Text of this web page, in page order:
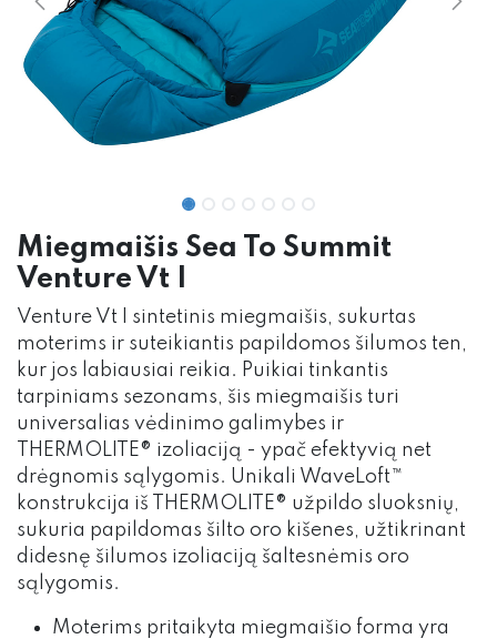
Miegmaišis Sea To Summit
Venture Vt I
Venture Vt I sintetinis miegmaišis, sukurtas
moterims ir suteikiantis papildomos šilumos ten,
kur jos labiausiai reikia. Puikiai tinkantis
tarpiniams sezonams, šis miegmaišis turi
universalias vėdinimo galimybes ir
THERMOLITE® izoliaciją - ypač efektyvią net
drėgnomis sąlygomis. Unikali WaveLoft™
konstrukcija iš THERMOLITE® užpildo sluoksnių,
sukuria papildomas šilto oro kišenes, užtikrinant
didesnę šilumos izoliaciją šaltesnėmis oro
sąlygomis.
Moterims pritaikyta miegmaišio forma yra